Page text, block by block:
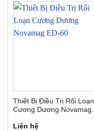
Thiết Bị Điều Trị Rối Loạn
Cương Dương Novamag
Liên hệ